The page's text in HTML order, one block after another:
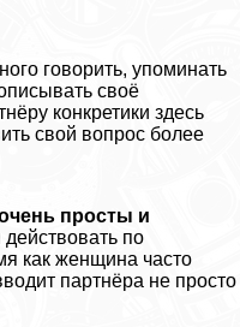
говорить, упоминать
своё
конкретики здесь
свой вопрос более
просты и
по
как женщина часто
партнёра не просто